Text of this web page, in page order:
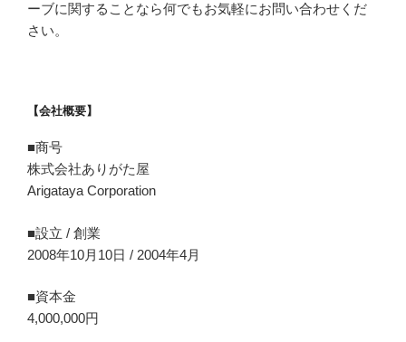
ーブに関することなら何でもお気軽にお問い合わせくだ
さい。
【会社概要】
■商号
株式会社ありがた屋
Arigataya Corporation
■設立 / 創業
2008年10月10日 / 2004年4月
■資本金
4,000,000円